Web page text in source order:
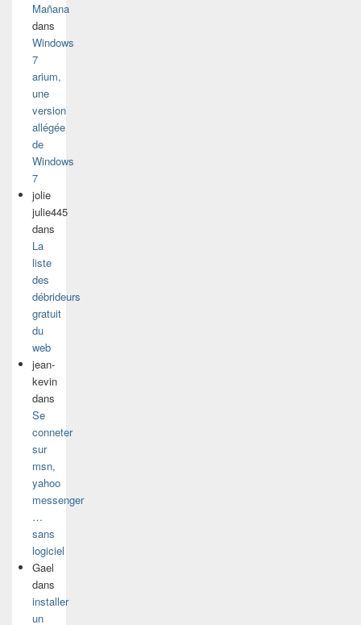
Mañana
dans
Windows
7
arium,
une
version
allégée
de
Windows
7
jolie
julie445
dans
La
liste
des
débrideurs
gratuit
du
web
jean-
kevin
dans
Se
conneter
sur
msn,
yahoo
messenger
…
sans
logiciel
Gael
dans
installer
un